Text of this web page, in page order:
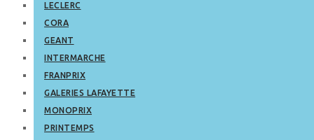
LECLERC
CORA
GEANT
INTERMARCHE
FRANPRIX
GALERIES LAFAYETTE
MONOPRIX
PRINTEMPS